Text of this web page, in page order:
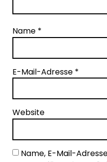
Name *
E-Mail-Adresse *
Website
Name, E-Mail-